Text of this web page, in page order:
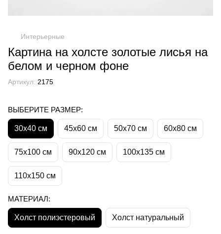
Интерьерные
Картина на холсте золотые лисья на
белом и черном фоне
Артикул: 2175
ВЫБЕРИТЕ РАЗМЕР:
30х40 см 45х60 см 50х70 см 60х80 см
75х100 см 90х120 см 100х135 см
110х150 см
МАТЕРИАЛ:
Холст полиэстеровый Холст натуральный